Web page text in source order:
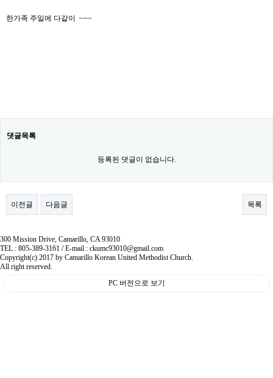
한가족 주일에 다같이 ~~~
댓글목록
등록된 댓글이 없습니다.
이전글 다음글 목록
300 Mission Drive, Camarillo, CA 93010
TEL : 805-389-3161 / E-mail : ckumc93010@gmail.com
Copyright(c) 2017 by Camarillo Korean United Methodist Church.
All right reserved.
PC 버전으로 보기